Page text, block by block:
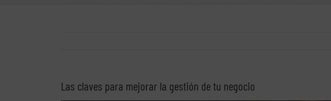
Las claves para mejorar la gestión de tu negocio